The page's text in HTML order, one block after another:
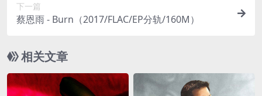
下一篇
蔡恩雨 - Burn（2017/FLAC/EP分轨/160M）
相关文章